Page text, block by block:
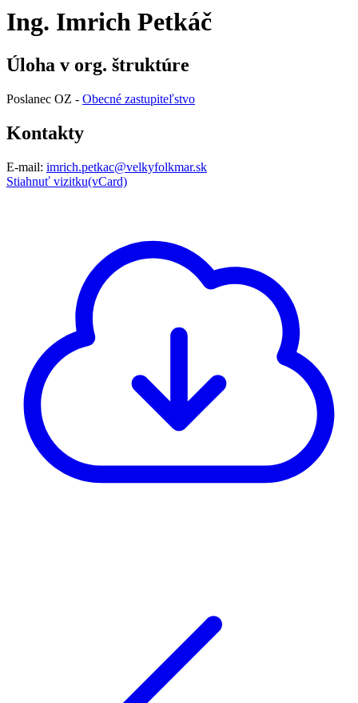
Ing. Imrich Petkáč
Úloha v org. štruktúre
Poslanec OZ - Obecné zastupiteľstvo
Kontakty
E-mail: imrich.petkac@velkyfolkmar.sk
Stiahnuť vizitku(vCard)